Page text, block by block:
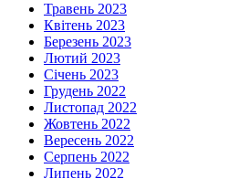
Травень 2023
Квітень 2023
Березень 2023
Лютий 2023
Січень 2023
Грудень 2022
Листопад 2022
Жовтень 2022
Вересень 2022
Серпень 2022
Липень 2022